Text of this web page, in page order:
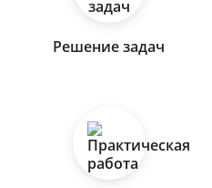
Решение задач